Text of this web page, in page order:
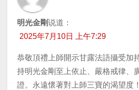
明光金剛说道：
2025年7月10日 上午7:29
恭敬頂禮上師開示甘露法語攝受加
持明光金剛至上依止、嚴格戒律、
證。永遠懷著對上師三寶的渴望度